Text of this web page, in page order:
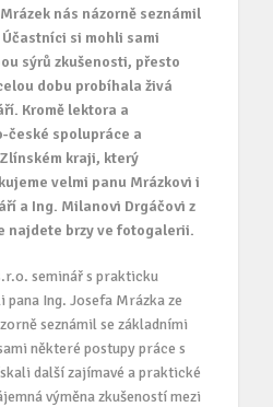
nás názorně seznámil
si mohli sami
sýrů zkušenosti, přesto
dobu probíhala živá
Kromě lektora a
české spolupráce a
kraji, který
velmi panu Mrázkovi i
a Ing. Milanovi Drgáčovi z
najdete brzy ve fotogalerii.
seminář s prakticku
Ing. Josefa Mrázka ze
seznámil se základními
některé postupy práce s
další zajímavé a praktické
výměna zkušeností mezi